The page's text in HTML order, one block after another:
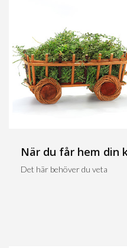
När du får hem din
Det här behöver du veta